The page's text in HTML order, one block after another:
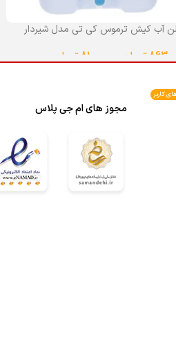
آب کیش ترموس کی تی مدل شیردار
تومان 810,000 تومان
کاربر
مجوز های ام جی پلاس